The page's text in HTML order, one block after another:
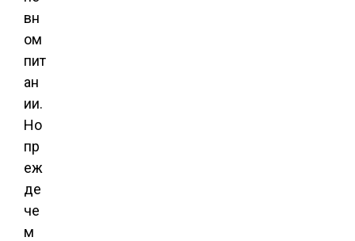
вн
ом
пит
ан
ии.
Но
пр
еж
де
че
м